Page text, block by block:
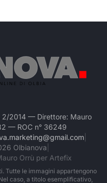
2/2014 — Direttore: Mauro
— ROC n° 36249
Olbianova
Orrù per Artefix
Tutte le immagini appartengono
caso, a titolo esemplificativo,